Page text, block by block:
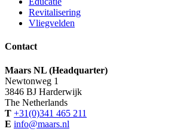
Revitalisering
Vliegvelden
Contact
Maars NL (Headquarter)
Newtonweg 1
3846 BJ Harderwijk
The Netherlands
T +31(0)341 465 211
E info@maars.nl